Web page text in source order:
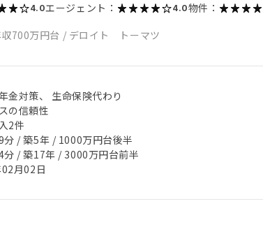
4.0エージェント： 4.0物件：
700万円台 / デロイト トーマツ
金対策、 生命保険代わり
の信頼性
2件
分 / 築5年 / 1000万円台後半
分 / 築17年 / 3000万円台前半
月02日